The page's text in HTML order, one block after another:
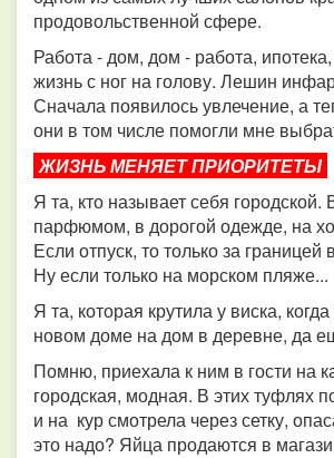
продовольственной сфере.
Работа - дом, дом - работа,
жизнь с ног на голову. Лешин
Сначала появилось увлечение, а
они в том числе помогли мне
ЖИЗНЬ МЕНЯЕТ ПРИОРИТЕТЫ
Я та, кто называет себя
парфюмом, в дорогой одежде, на
Если отпуск, то только за
Ну если только на морском пляже...
Я та, которая крутила у виска,
новом доме на дом в деревне, да
Помню, приехала к ним в гости на
городская, модная. В этих туфлях
и на кур смотрела через сетку,
это надо? Яйца продаются в